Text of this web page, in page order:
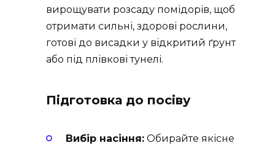
вирощувати розсаду помідорів, щоб
отримати сильні, здорові рослини,
готові до висадки у відкритий ґрунт
або під плівкові тунелі.
Підготовка до посіву
Вибір насіння: Обирайте якісне